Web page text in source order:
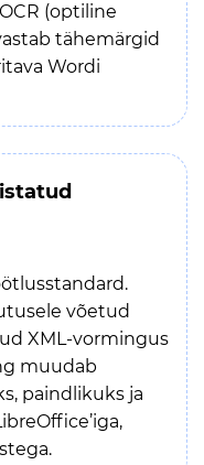
(optiline
tähemärgid
Wordi
võetud
XML-vormingus
muudab
paindlikuks ja